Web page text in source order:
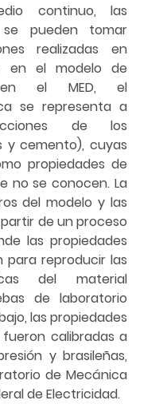
continuo, las
pueden tomar
realizadas en
en el modelo de
en el MED, el
se representa a
de los
y cemento), cuyas
propiedades de
no se conocen. La
del modelo y las
de un proceso
las propiedades
reproducir las
del material
de laboratorio
las propiedades
calibradas a
y brasileñas,
de Mecánica
de Electricidad.